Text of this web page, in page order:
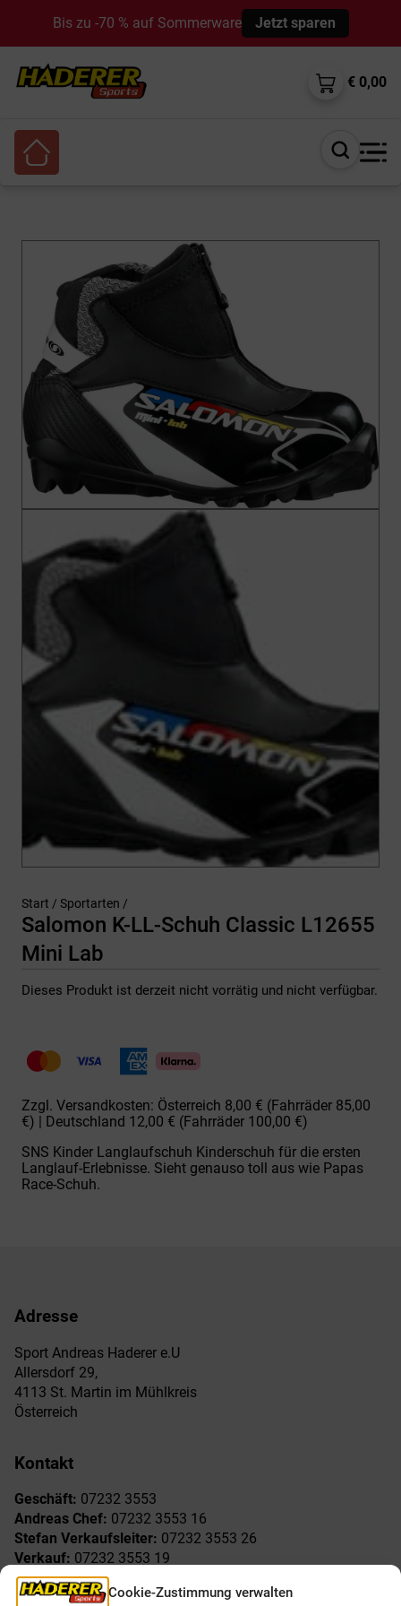
Cookie-Zustimmung verwalten
Bis zu -70 % auf Sommerware Jetzt sparen
€ 0,00
Suche
Start / Sportarten /
Salomon K-LL-Schuh Classic L12655
Mini Lab
Dieses Produkt ist derzeit nicht vorrätig und nicht verfügbar.
Zzgl. Versandkosten: Österreich 8,00 € (Fahrräder 85,00
€) | Deutschland 12,00 € (Fahrräder 100,00 €)
SNS Kinder Langlaufschuh Kinderschuh für die ersten
Langlauf-Erlebnisse. Sieht genauso toll aus wie Papas
Race-Schuh.
Adresse
Sport Andreas Haderer e.U
Allersdorf 29,
4113 St. Martin im Mühlkreis
Österreich
Kontakt
Geschäft: 07232 3553
Andreas Chef: 07232 3553 16
Stefan Verkaufsleiter: 07232 3553 26
Verkauf: 07232 3553 19
Reklamationen: